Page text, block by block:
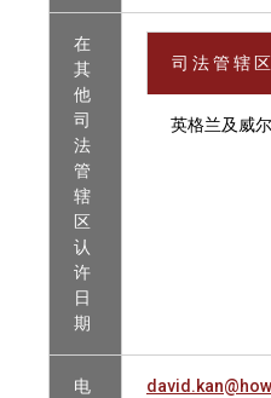
在
其
他
司
法
管
辖
区
认
许
日
期
司 法 管 辖 区
英格兰及威
电